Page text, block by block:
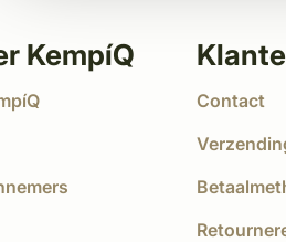
KempíQ
Contact